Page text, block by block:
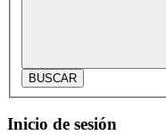
BUSCAR
Inicio de sesión